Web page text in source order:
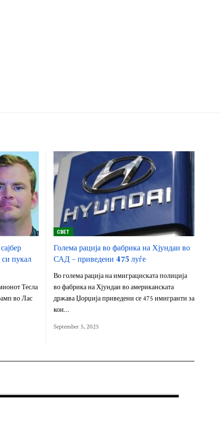
пукал
Тесла
во Лас
СВЕТ
Голема рација во фабрика на Хјундаи во
САД – приведени 475 луѓе
Во голема рација на имиграциската полиција
во фабрика на Хјундаи во американската
држава Џорџија приведени се 475 имигранти за
кои…
September 5, 2025